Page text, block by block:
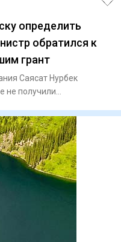
определить
обратился к
грант
Саясат Нурбек
не получили